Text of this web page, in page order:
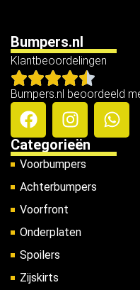
Bumpers.nl
Klantbeoordelingen
Bumpers.nl beoordeeld
Categorieën
Voorbumpers
Achterbumpers
Voorfront
Onderplaten
Spoilers
Zijskirts